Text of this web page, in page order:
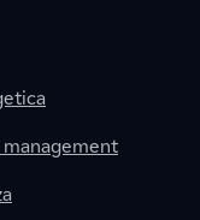
management